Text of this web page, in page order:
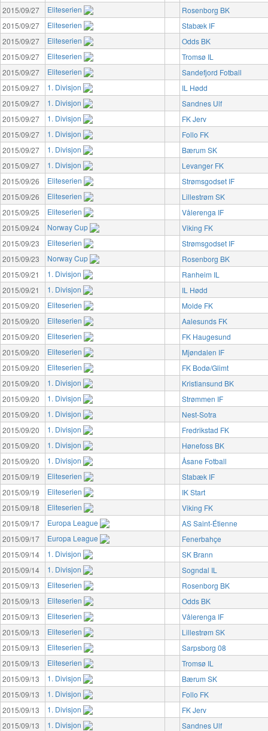
2015/09/27 Eliteserien
Rosenborg BK
2015/09/27
Eliteserien
Stabæk IF
2015/09/27
Eliteserien
Odds BK
2015/09/27
Eliteserien
Tromsø IL
2015/09/27
Eliteserien
Sandefjord Fotball
2015/09/27
1. Divisjon
IL Hødd
2015/09/27
1. Divisjon
Sandnes Ulf
2015/09/27
1. Divisjon
FK Jerv
2015/09/27
1. Divisjon
Follo FK
2015/09/27
1. Divisjon
Bærum SK
2015/09/27
1. Divisjon
Levanger FK
2015/09/26
Eliteserien
Strømsgodset IF
2015/09/26
Eliteserien
Lillestrøm SK
2015/09/25
Eliteserien
Vålerenga IF
2015/09/24
Norway Cup
Viking FK
2015/09/23
Eliteserien
Strømsgodset IF
2015/09/23
Norway Cup
Rosenborg BK
2015/09/21
1. Divisjon
Ranheim IL
2015/09/21
1. Divisjon
IL Hødd
2015/09/20
Eliteserien
Molde FK
2015/09/20
Eliteserien
Aalesunds FK
2015/09/20
Eliteserien
FK Haugesund
2015/09/20
Eliteserien
Mjøndalen IF
2015/09/20
Eliteserien
FK Bodø/Glimt
2015/09/20
1. Divisjon
Kristiansund BK
2015/09/20
1. Divisjon
Strømmen IF
2015/09/20
1. Divisjon
Nest-Sotra
2015/09/20
1. Divisjon
Fredrikstad FK
2015/09/20
1. Divisjon
Hønefoss BK
2015/09/20
1. Divisjon
Åsane Fotball
2015/09/19
Eliteserien
Stabæk IF
2015/09/19
Eliteserien
IK Start
2015/09/18
Eliteserien
Viking FK
2015/09/17
Europa League
AS Saint-Étienne
2015/09/17
Europa League
Fenerbahçe
2015/09/14
1. Divisjon
SK Brann
2015/09/14
1. Divisjon
Sogndal IL
2015/09/13
Eliteserien
Rosenborg BK
2015/09/13
Eliteserien
Odds BK
2015/09/13
Eliteserien
Vålerenga IF
2015/09/13
Eliteserien
Lillestrøm SK
2015/09/13
Eliteserien
Sarpsborg 08
2015/09/13
Eliteserien
Tromsø IL
2015/09/13
1. Divisjon
Bærum SK
2015/09/13
1. Divisjon
Follo FK
2015/09/13
1. Divisjon
FK Jerv
2015/09/13
1. Divisjon
Sandnes Ulf